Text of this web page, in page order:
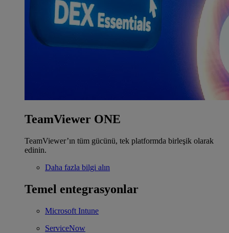
TeamViewer ONE
TeamViewer’ın tüm gücünü, tek platformda birleşik olarak
edinin.
Daha fazla bilgi alın
Temel entegrasyonlar
Microsoft Intune
ServiceNow